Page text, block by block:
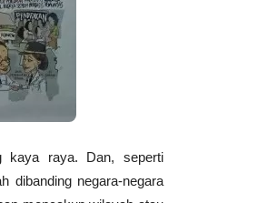
kaya raya. Dan, seperti
dibanding negara-negara